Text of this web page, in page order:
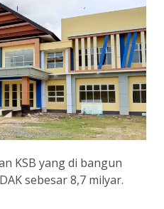
KSB yang di bangun
sebesar 8,7 milyar.